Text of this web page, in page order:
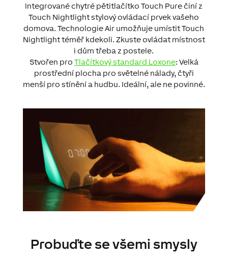
Integrované chytré pětitlačítko Touch Pure činí z
Touch Nightlight stylový ovládací prvek vašeho
domova. Technologie Air umožňuje umístit Touch
Nightlight téměř kdekoli. Zkuste ovládat místnost
i dům třeba z postele.
Stvořen pro Tlačítkový standard Loxone: Velká
prostřední plocha pro světelné nálady, čtyři
menší pro stínění a hudbu. Ideální, ale ne povinné.
Probuďte se všemi smysly